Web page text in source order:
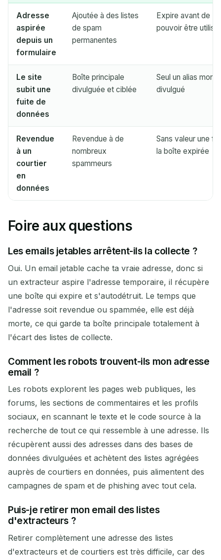
Adresse
aspirée
depuis un
formulaire
Ajoutée à des listes
de spam
permanentes
Expire avant de
pouvoir être
Le site
subit une
fuite de
données
Boîte principale
divulguée et ciblée
Seul un alias mort
divulgué
Revendue
à un
courtier
en
données
Revendue à de
nombreux
spammeurs
Sans valeur une
la boîte expirée
Foire aux questions
Les emails jetables arrêtent-ils la collecte ?
Oui. Un email jetable cache ta vraie adresse, donc si
un extracteur aspire l'adresse temporaire, il récupère
une boîte qui expire et s'autodétruit. Le temps que
l'adresse soit revendue ou spammée, elle est déjà
morte, ce qui garde ta boîte principale totalement à
l'écart des listes de collecte.
Comment les robots trouvent-ils mon adresse
email ?
Les robots explorent les pages web publiques, les
forums, les sections de commentaires et les profils
sociaux, en scannant le texte et le code source à la
recherche de tout ce qui ressemble à une adresse. Ils
récupèrent aussi des adresses dans des bases de
données divulguées et achètent des listes agrégées
auprès de courtiers en données, puis alimentent des
campagnes de spam et de phishing avec tout cela.
Puis-je retirer mon email des listes
d'extracteurs ?
Retirer complètement une adresse des listes
d'extracteurs et de courtiers est très difficile, car des